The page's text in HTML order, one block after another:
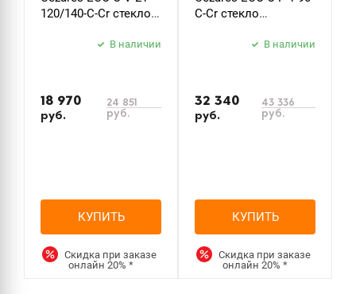
120/140-C-Cr стекло
В наличии
18 970
руб.
24 851
руб.
КУПИТЬ
Скидка при заказе
онлайн20%*
C-Cr стекло
В наличии
32 340
руб.
43 336
руб.
КУПИТЬ
Скидка при заказе
онлайн20%*